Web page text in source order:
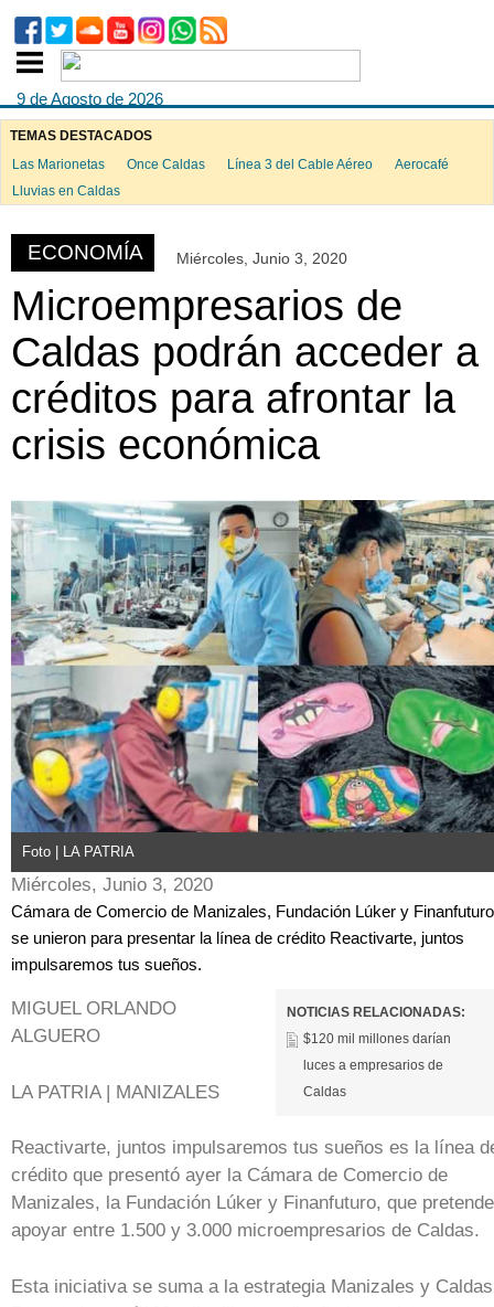
9 de Agosto de 2026
TEMAS DESTACADOS
Las Marionetas
Once Caldas Línea 3 del Cable Aéreo
Aerocafé
Lluvias en Caldas
ECONOMÍA Miércoles, Junio 3, 2020
Microempresarios de
Caldas podrán acceder a
créditos para afrontar la
crisis económica
Foto | LA PATRIA
Miércoles, Junio 3, 2020
Cámara de Comercio de Manizales, Fundación Lúker y Finanfuturo
se unieron para presentar la línea de crédito Reactivarte, juntos
impulsaremos tus sueños.
NOTICIAS RELACIONADAS:
$120 mil millones darían
luces a empresarios de
Caldas
MIGUEL ORLANDO
ALGUERO
LA PATRIA | MANIZALES
Reactivarte, juntos impulsaremos tus sueños es la línea
crédito que presentó ayer la Cámara de Comercio de
Manizales, la Fundación Lúker y Finanfuturo, que pretende
apoyar entre 1.500 y 3.000 microempresarios de Caldas.
Esta iniciativa se suma a la estrategia Manizales y Caldas